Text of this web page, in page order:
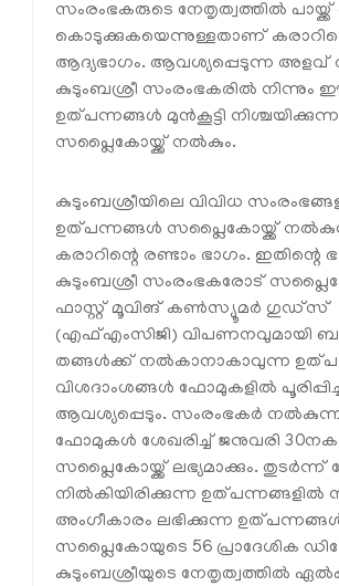
സംരംഭകരുടെ നേതൃത്വത്തില്‍ പായ്ക്ക്
കൊടുക്കുകയെന്നുള്ളതാണ്
ആദ്യഭാഗം. ആവശ്യപ്പെടുന്ന അളവ്
കുടുംബശ്രീ സംരംഭകരില്‍ നിന്നും
ഉത്പന്നങ്ങള്‍ മുന്‍കൂട്ടി നിശ്ചയിക്കുന്ന
സപ്ലൈകോയ്ക്ക് നല്‍കും.
കുടുംബശ്രീയിലെ വിവിധ
ഉത്പന്നങ്ങള്‍ സപ്ലൈകോയ്ക്ക്
കരാറിന്റെ രണ്ടാം ഭാഗം. ഇതിന്റെ
കുടുംബശ്രീ സംരംഭകരോട്
ഫാസ്റ്റ് മൂവിങ് കണ്‍സ്യൂമര്‍ ഗുഡ്‌സ്
(എഫ്എംസിജി) വിപണനവുമായി
തങ്ങള്‍ക്ക് നല്‍കാനാകാവുന്ന
വിശദാംശങ്ങള്‍ ഫോമുകളില്‍
ആവശ്യപ്പെടും. സംരംഭകര്‍
ഫോമുകള്‍ ശേഖരിച്ച് ജനുവരി
സപ്ലൈകോയ്ക്ക് ലഭ്യമാക്കും.
നില്‍കിയിരിക്കുന്ന ഉത്പന്നങ്ങളില്‍
അംഗീകാരം ലഭിക്കുന്ന
സപ്ലൈകോയുടെ 56 പ്രാദേശിക
കുടുംബശ്രീയുടെ നേതൃത്വത്തില്‍